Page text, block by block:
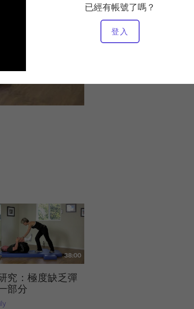
已經有帳號了嗎？
登入
所需設備
馬特
38:00
究：極度缺乏彈
部分